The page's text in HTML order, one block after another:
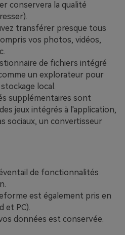
conservera la qualité
transférer presque tous
vos photos, vidéos,
de fichiers intégré
un explorateur pour
local.
supplémentaires sont
jeux intégrés à l'application,
sociaux, un convertisseur
de fonctionnalités
est également pris en
et PC).
données est conservée.